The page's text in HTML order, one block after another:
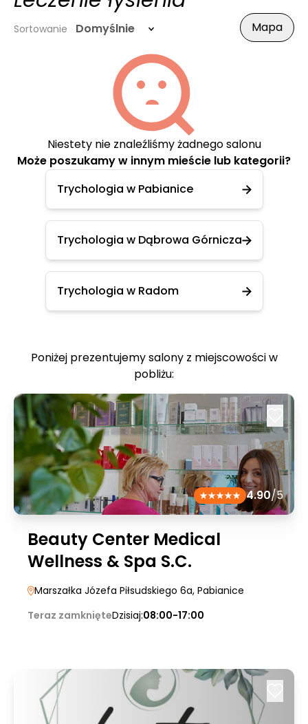
Sortowanie Domyślnie Mapa
Niestety nie znaleźliśmy żadnego salonu
Może poszukamy w innym mieście lub kategorii?
Trychologia w Pabianice
Trychologia w Dąbrowa Górnicza
Trychologia w Radom
Poniżej prezentujemy salony z miejscowości w
pobliżu:
4.90/5
Beauty Center Medical
Wellness & Spa S.C.
Marszałka Józefa Piłsudskiego 6a, Pabianice
Teraz zamknięteDzisiaj:08:00-17:00